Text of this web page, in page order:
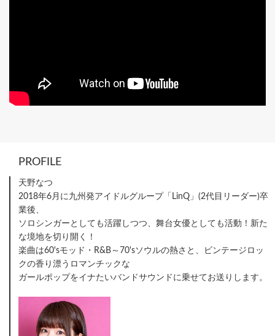
PROFILE
天野なつ
2018年6月に九州発アイドルグループ「LinQ」(2代目リーダー)卒
業後、
ソロシンガーとしても活躍しつつ、舞台女優としても活動！新た
な境地を切り開く！
楽曲は60'sモッド・R&B～70'sソウルの熱さと、ビンテージロッ
クの香り漂うロマンチックな
ガールポップをイナたいバンドサウンドに乗せてお送りします。